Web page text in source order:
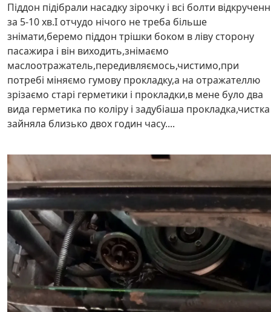
Піддон підібрали насадку зірочку і всі болти
за 5-10 хв.І отчудо нічого не треба більше
знімати,беремо піддон трішки боком в ліву сторону
пасажира і він виходить,знімаємо
маслоотражатель,передивляємось,чистимо,при
потребі міняємо гумову прокладку,а на отражателлю
зрізаємо старі герметики і прокладки,в мене було два
вида герметика по коліру і задубіаша прокладка,чистка
зайняла близько двох годин часу....